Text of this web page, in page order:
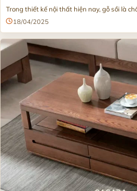
Trong thiết kế nội thất hiện nay, gỗ sồi là
18/04/2025